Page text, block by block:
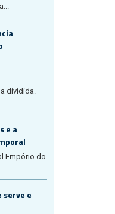
dividida.
e a
Empório do
serve e